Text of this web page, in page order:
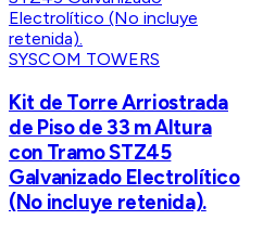
SYSCOM TOWERS
Kit de Torre Arriostrada
de Piso de 33 m Altura
con Tramo STZ45
Galvanizado Electrolítico
(No incluye retenida).